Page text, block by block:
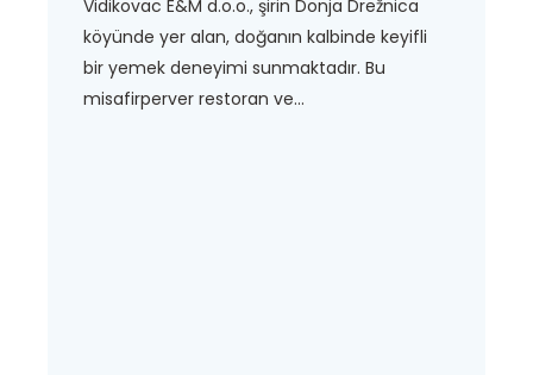
Vidikovac E&M d.o.o., şirin Donja Drežnica
köyünde yer alan, doğanın kalbinde keyifli
bir yemek deneyimi sunmaktadır. Bu
misafirperver restoran ve...